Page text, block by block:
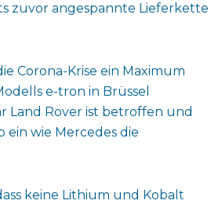
zuvor angespannte Lieferkette
Corona-Krise ein Maximum
e-tron in Brüssel
Land Rover ist betroffen und
ein wie Mercedes die
keine Lithium und Kobalt